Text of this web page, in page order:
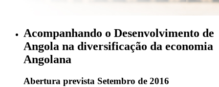
Acompanhando o Desenvolvimento de
Angola na diversificação da economia
Angolana
Abertura prevista Setembro de 2016